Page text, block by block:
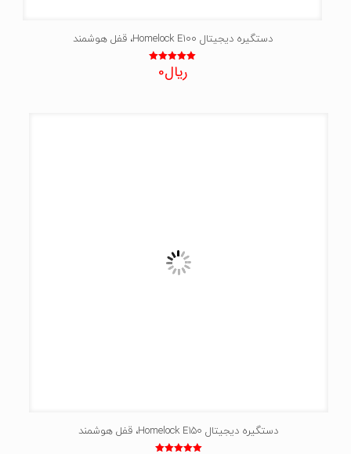
دستگیره دیجیتال Homelock E100، قفل هوشمند
نمره
5.00
ریال0
دستگیره دیجیتال Homelock E150، قفل هوشمند